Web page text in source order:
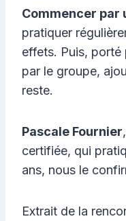
Commencer par
pratiquer
effets. Puis, porté
par le groupe,
reste.
Pascale Fournier
certifiée, qui
ans, nous le
Extrait de la